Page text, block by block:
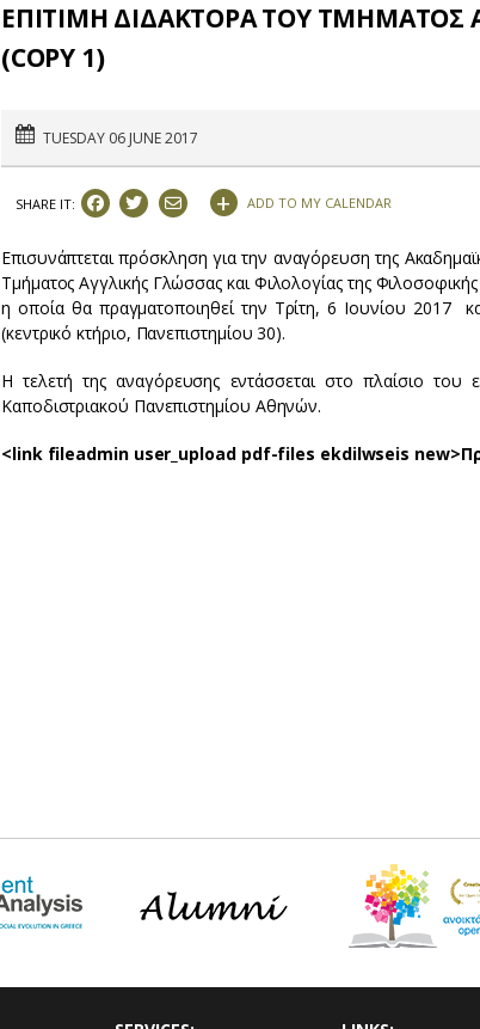
ΕΠΙΤΙΜΗ ΔΙΔΑΚΤΟΡΑ ΤΟΥ ΤΜΗΜΑΤΟΣ
(COPY 1)
TUESDAY 06 JUNE 2017
SHARE IT: + ADD TO MY CALENDAR
Επισυνάπτεται πρόσκληση για την αναγόρευση της
Τμήματος Αγγλικής Γλώσσας και Φιλολογίας της
η οποία θα πραγματοποιηθεί την Τρίτη, 6 Ιουνίου 2017
(κεντρικό κτήριο, Πανεπιστημίου 30).
H τελετή της αναγόρευσης εντάσσεται στο πλαίσιο
Καποδιστριακού Πανεπιστημίου Αθηνών.
<link fileadmin user_upload pdf-files ekdilwseis